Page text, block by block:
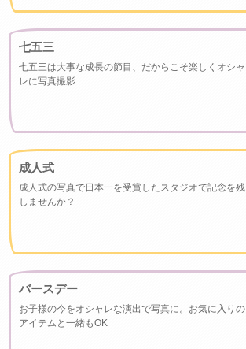
七五三
七五三は大事な成長の節目、だからこそ楽しくオシャ
レに写真撮影
成人式
成人式の写真で日本一を受賞したスタジオで記念を残
しませんか？
バースデー
お子様の今をオシャレな演出で写真に。お気に入りの
アイテムと一緒もOK